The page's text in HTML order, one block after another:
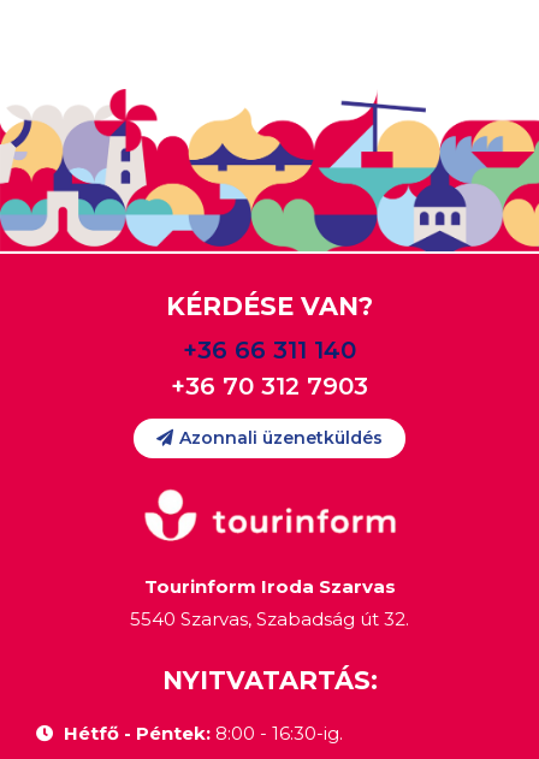
KÉRDÉSE VAN?
+36 66 311 140
+36 70 312 7903
Azonnali üzenetküldés
Tourinform Iroda Szarvas
5540 Szarvas, Szabadság út 32.
NYITVATARTÁS:
Hétfő - Péntek:8:00 - 16:30-ig.